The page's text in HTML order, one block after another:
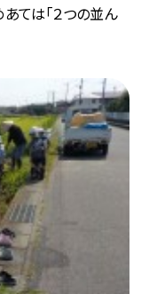
ては「２つの並ん